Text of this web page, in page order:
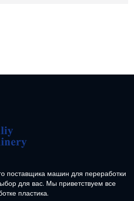
поставщика машин для переработки
для вас. Мы приветствуем все
пластика.